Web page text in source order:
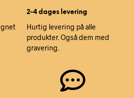
2-4 dages levering
Hurtig levering på alle
produkter. Også dem med
gravering.